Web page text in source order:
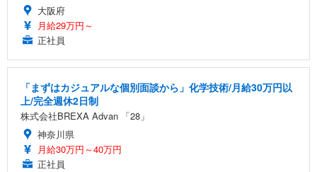
大阪府
月給29万円～
正社員
「まずはカジュアルな個別面談から」化学技術/月給30万円以
上/完全週休2日制
株式会社BREXA Advan 「28」
神奈川県
月給30万円～40万円
正社員